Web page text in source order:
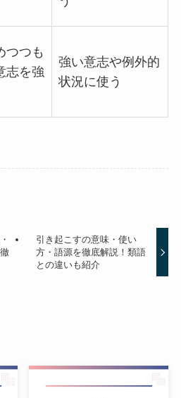
つつも
志を強
強い意志や例外的
状況に使う
引き起こすの意味・使い
方・語源を徹底解説！類語
との違いも紹介